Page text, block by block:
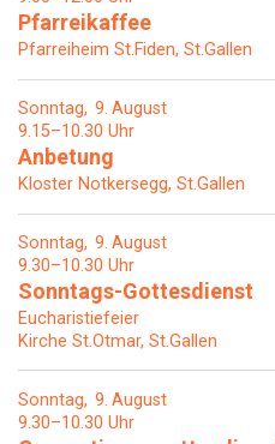
Pfarreikaffee
Pfarreiheim St.Fiden, St.Gallen
Sonntag 9 August
9.15–10.30 Uhr
Anbetung
Kloster Notkersegg, St.Gallen
Sonntag 9 August
9.30–10.30 Uhr
Sonntags-Gottesdienst
Eucharistiefeier
Kirche St.Otmar, St.Gallen
Sonntag 9 August
9.30–10.30 Uhr